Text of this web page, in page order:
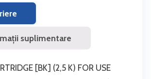
suplimentare
[BK] (2,5 K) FOR USE